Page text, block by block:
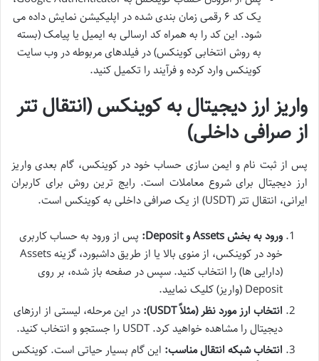
یک کد ۶ رقمی زمان بندی شده در اپلیکیشن نمایش داده می
شود. این کد را به همراه کد ارسالی به ایمیل یا پیامک (بسته
به روش انتخابی کوینکس) در فیلدهای مربوطه در وب سایت
کوینکس وارد کرده و فرآیند را تکمیل کنید.
واریز ارز دیجیتال به کوینکس (انتقال تتر
از صرافی داخلی)
پس از ثبت نام و ایمن سازی حساب خود در کوینکس، گام بعدی واریز
ارز دیجیتال برای شروع معاملات است. رایج ترین روش برای کاربران
ایرانی، انتقال تتر (USDT) از یک صرافی داخلی به کوینکس است.
ورود به بخش Assets و Deposit:
پس از ورود به حساب کاربری
خود در کوینکس، از منوی بالا یا از طریق داشبورد، گزینه Assets
(دارایی ها) را انتخاب کنید. سپس در صفحه باز شده، بر روی
Deposit (واریز) کلیک نمایید.
انتخاب ارز مورد نظر (مثلاً USDT):
در این مرحله، لیستی از ارزهای
دیجیتال را مشاهده خواهید کرد. USDT را جستجو و انتخاب کنید.
انتخاب شبکه انتقال مناسب: این گام بسیار حیاتی است. کوینکس